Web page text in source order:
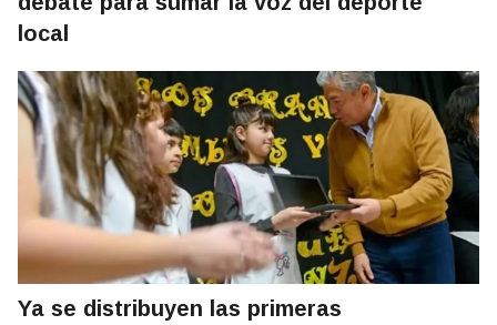
local
Ya se distribuyen las primeras